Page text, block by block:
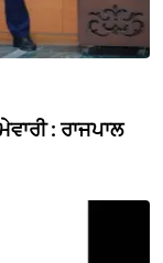
: ਰਾਜਪਾਲ